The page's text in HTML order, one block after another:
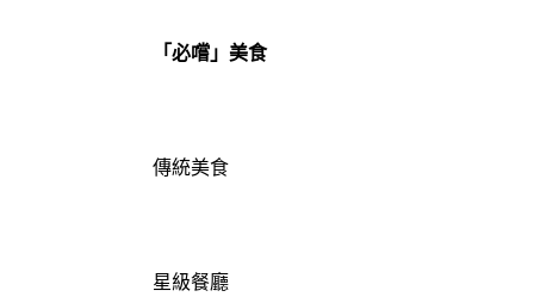
「必嚐」美食
傳統美食
星級餐廳